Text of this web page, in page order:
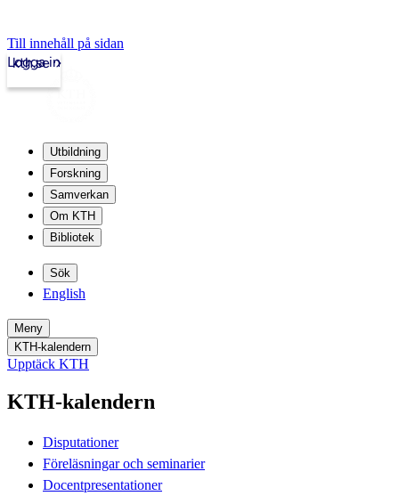
Till innehåll på sidan
kth.se
Logga in
Utbildning
Forskning
Samverkan
Om KTH
Bibliotek
Sök
English
Meny
KTH-kalendern
Upptäck KTH
KTH-kalendern
Disputationer
Föreläsningar och seminarier
Docentpresentationer